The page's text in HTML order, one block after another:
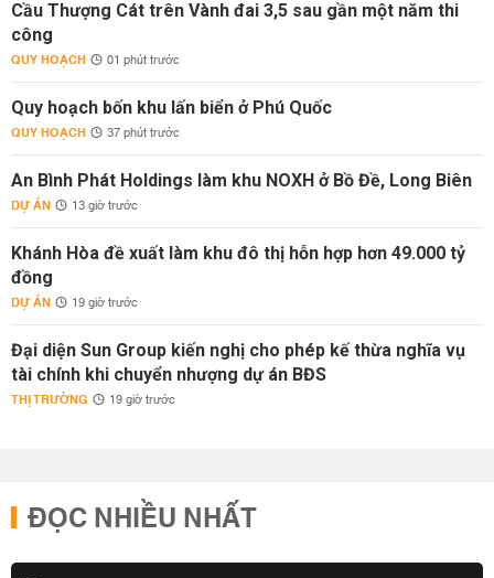
Cầu Thượng Cát trên Vành đai 3,5 sau gần một năm thi
công
QUY HOẠCH 01 phút trước
Quy hoạch bốn khu lấn biển ở Phú Quốc
QUY HOẠCH 37 phút trước
An Bình Phát Holdings làm khu NOXH ở Bồ Đề, Long Biên
DỰ ÁN 13 giờ trước
Khánh Hòa đề xuất làm khu đô thị hỗn hợp hơn 49.000 tỷ
đồng
DỰ ÁN 19 giờ trước
Đại diện Sun Group kiến nghị cho phép kế thừa nghĩa vụ
tài chính khi chuyển nhượng dự án BĐS
THỊ TRƯỜNG 19 giờ trước
ĐỌC NHIỀU NHẤT